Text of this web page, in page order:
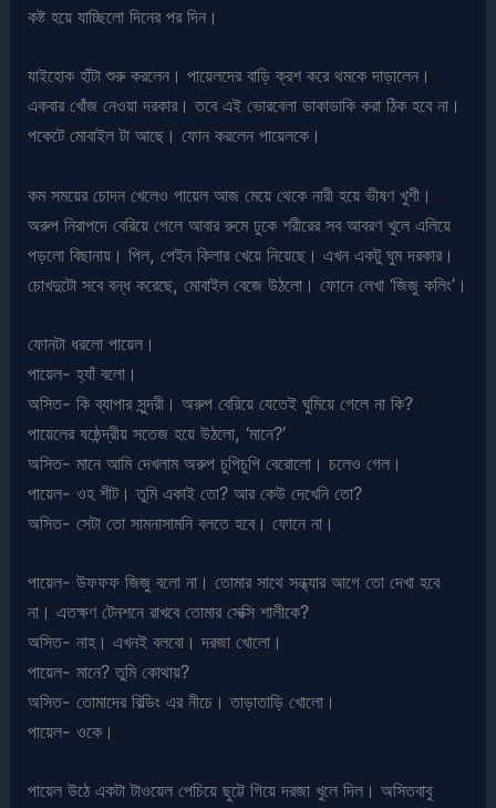
কষ্ট হয়ে যাচ্ছিলো দিনের পর দিন।
যাইহোক হাঁটা শুরু করলেন। পায়েলদের বাড়ি ক্রশ করে থমকে দাড়ালেন।
একবার খোঁজ নেওয়া দরকার। তবে এই ভোরবেলা ডাকাডাকি করা ঠিক হবে না।
পকেটে মোবাইল টা আছে। ফোন করলেন পায়েলকে।
কম সময়ের চোদন খেলেও পায়েল আজ মেয়ে থেকে নারী হয়ে ভীষণ খুশী।
অরুপ নিরাপদে বেরিয়ে গেলে আবার রুমে ঢুকে শরীরের সব আবরণ খুলে এলিয়ে
পড়লো বিছানায়। পিল, পেইন কিলার খেয়ে নিয়েছে। এখন একটু ঘুম দরকার।
চোখদুটো সবে বন্ধ করেছে, মোবাইল বেজে উঠলো। ফোনে লেখা ‘জিজু কলিং’।
ফোনটা ধরলো পায়েল।
পায়েল- হ্যাঁ বলো।
অসিত- কি ব্যাপার সুন্দরী। অরুপ বেরিয়ে যেতেই ঘুমিয়ে গেলে না কি?
পায়েলের ষষ্ঠেন্দ্রীয় সতেজ হয়ে উঠলো, ‘মানে?’
অসিত- মানে আমি দেখলাম অরুপ চুপিচুপি বেরোলো। চলেও গেল।
পায়েল- ওহ শীট। তুমি একাই তো? আর কেউ দেখেনি তো?
অসিত- সেটা তো সামনাসামনি বলতে হবে। ফোনে না।
পায়েল- উফফফ জিজু বলো না। তোমার সাথে সন্ধ্যার আগে তো দেখা হবে
না। এতক্ষণ টেনশনে রাখবে তোমার সেক্সি শালীকে?
অসিত- নাহ। এখনই বলবো। দরজা খোলো।
পায়েল- মানে? তুমি কোথায়?
অসিত- তোমাদের বিল্ডিং এর নীচে। তাড়াতাড়ি খোলো।
পায়েল- ওকে।
পায়েল উঠে একটা টাওয়েল পেচিয়ে ছুট্টে গিয়ে দরজা খুলে দিল। অসিতবাবু